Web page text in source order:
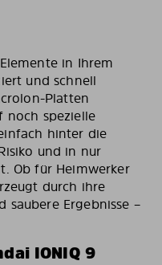
in Ihrem
und schnell
Platten
noch spezielle
hinter die
und in nur
Ob für Heimwerker
durch ihre
saubere Ergebnisse –
IONIQ 9